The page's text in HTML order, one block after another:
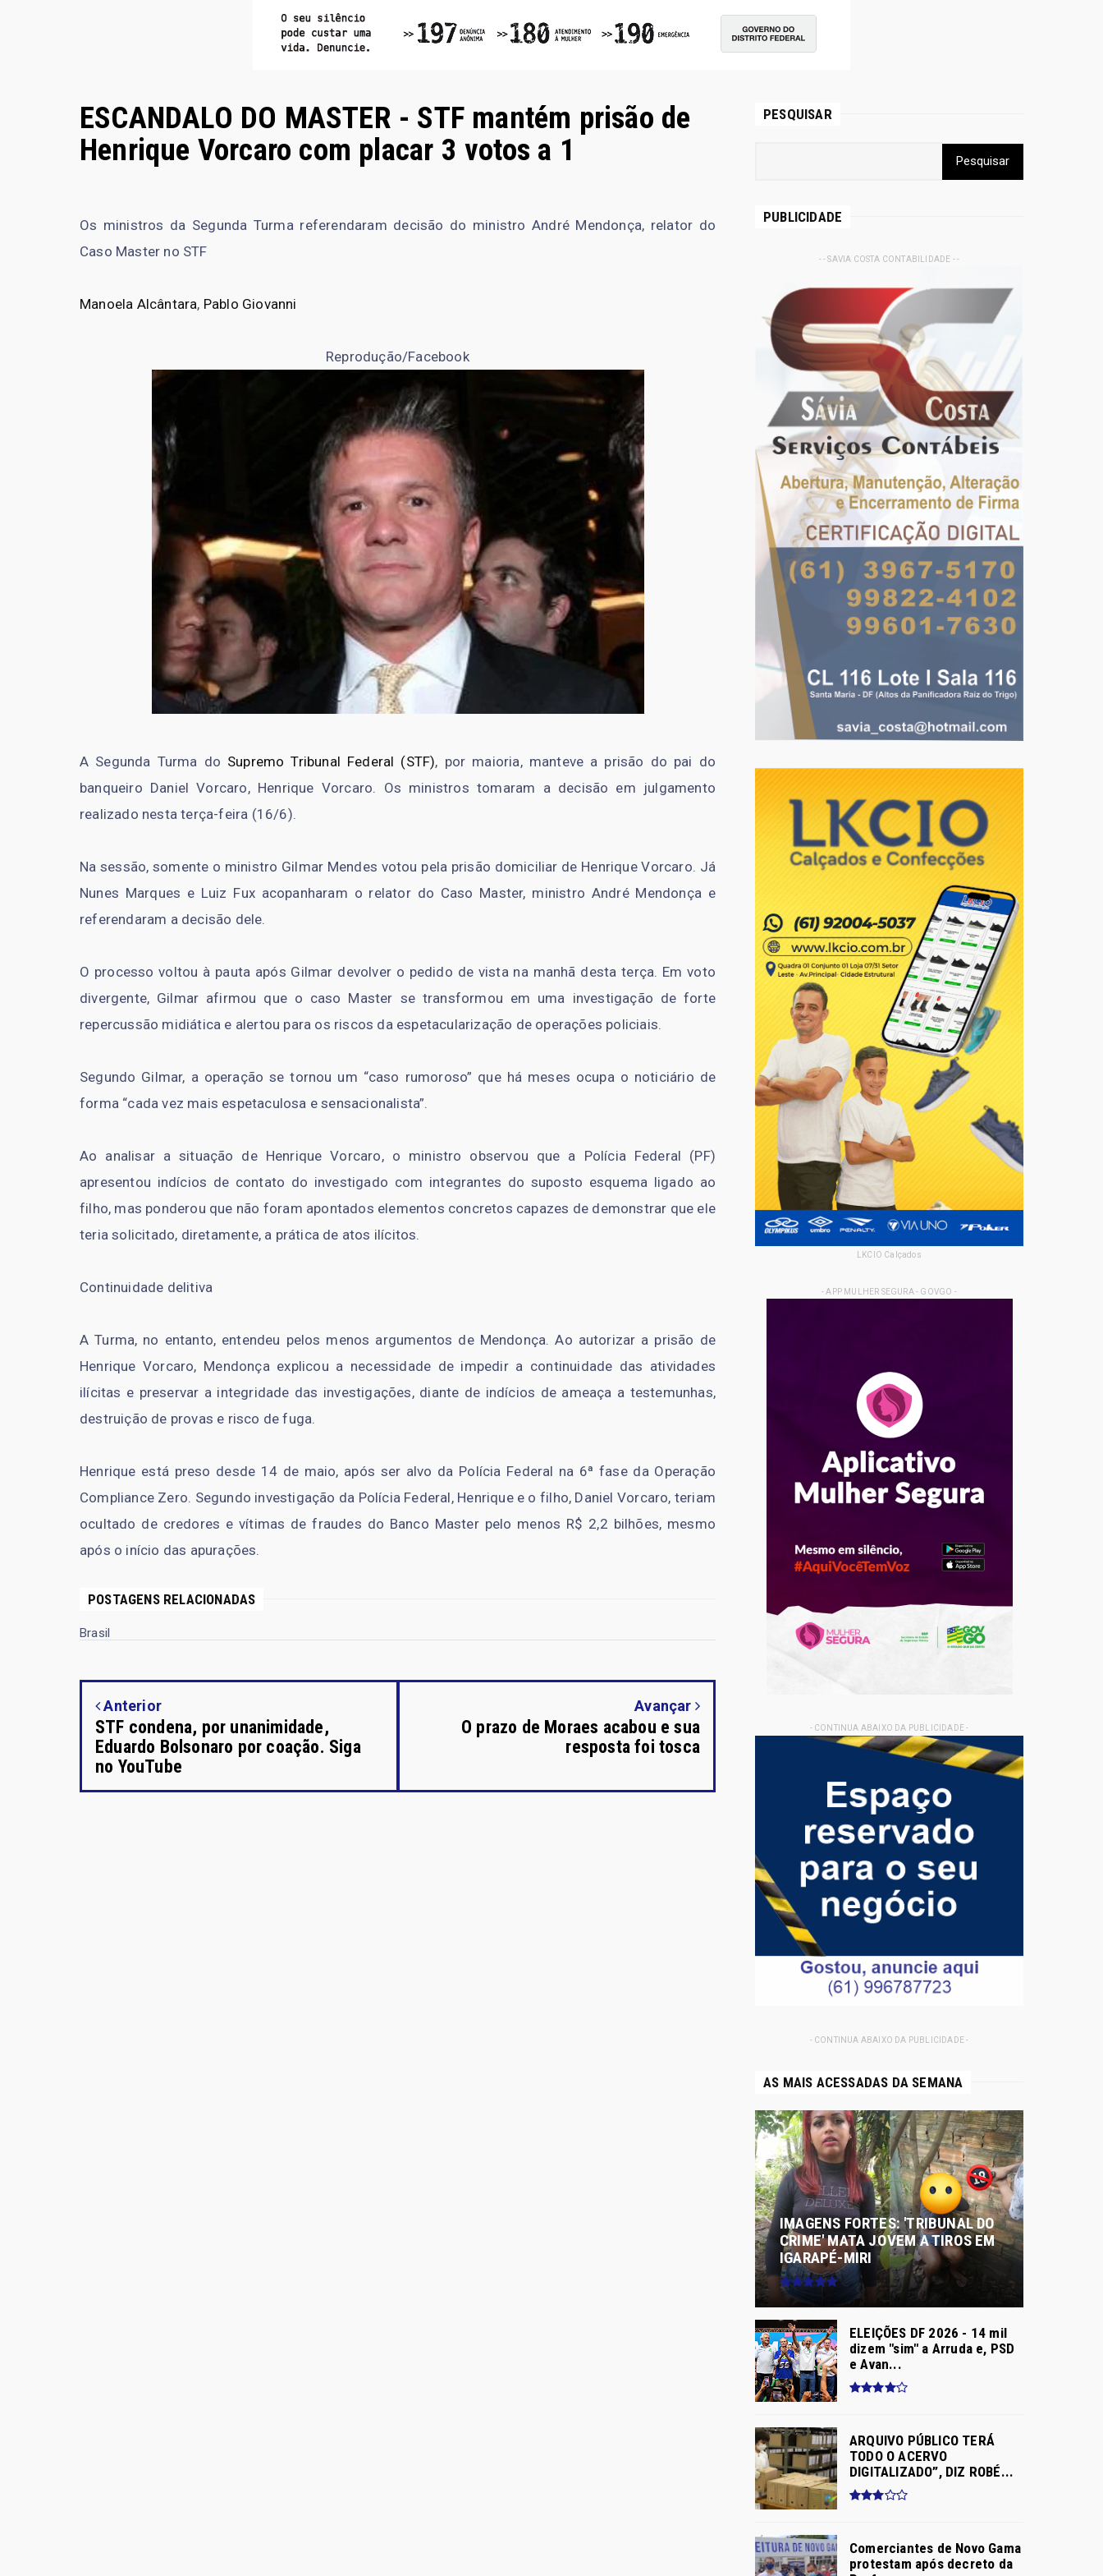
ESCANDALO DO MASTER - STF mantém prisão de
Henrique Vorcaro com placar 3 votos a 1
Os ministros da Segunda Turma referendaram decisão do ministro André Mendonça, relator do
Caso Master no STF
Manoela Alcântara, Pablo Giovanni
Reprodução/Facebook
A Segunda Turma do Supremo Tribunal Federal (STF), por maioria, manteve a prisão do pai do
banqueiro Daniel Vorcaro, Henrique Vorcaro. Os ministros tomaram a decisão em julgamento
realizado nesta terça-feira (16/6).
Na sessão, somente o ministro Gilmar Mendes votou pela prisão domiciliar de Henrique Vorcaro. Já
Nunes Marques e Luiz Fux acopanharam o relator do Caso Master, ministro André Mendonça e
referendaram a decisão dele.
O processo voltou à pauta após Gilmar devolver o pedido de vista na manhã desta terça. Em voto
divergente, Gilmar afirmou que o caso Master se transformou em uma investigação de forte
repercussão midiática e alertou para os riscos da espetacularização de operações policiais.
Segundo Gilmar, a operação se tornou um “caso rumoroso” que há meses ocupa o noticiário de
forma “cada vez mais espetaculosa e sensacionalista”.
Ao analisar a situação de Henrique Vorcaro, o ministro observou que a Polícia Federal (PF)
apresentou indícios de contato do investigado com integrantes do suposto esquema ligado ao
filho, mas ponderou que não foram apontados elementos concretos capazes de demonstrar que ele
teria solicitado, diretamente, a prática de atos ilícitos.
Continuidade delitiva
A Turma, no entanto, entendeu pelos menos argumentos de Mendonça. Ao autorizar a prisão de
Henrique Vorcaro, Mendonça explicou a necessidade de impedir a continuidade das atividades
ilícitas e preservar a integridade das investigações, diante de indícios de ameaça a testemunhas,
destruição de provas e risco de fuga.
Henrique está preso desde 14 de maio, após ser alvo da Polícia Federal na 6ª fase da Operação
Compliance Zero. Segundo investigação da Polícia Federal, Henrique e o filho, Daniel Vorcaro, teriam
ocultado de credores e vítimas de fraudes do Banco Master pelo menos R$ 2,2 bilhões, mesmo
após o início das apurações.
POSTAGENS RELACIONADAS
Brasil
Anterior
STF condena, por unanimidade,
Eduardo Bolsonaro por coação. Siga
no YouTube
Avançar
O prazo de Moraes acabou e sua
resposta foi tosca
PESQUISAR
PUBLICIDADE
- - SAVIA COSTA CONTABILIDADE - -
LKCIO Calçados
- APP MULHER SEGURA - GOVGO -
- CONTINUA ABAIXO DA PUBLICIDADE -
- CONTINUA ABAIXO DA PUBLICIDADE -
AS MAIS ACESSADAS DA SEMANA
IMAGENS FORTES: 'TRIBUNAL DO
CRIME' MATA JOVEM A TIROS EM
IGARAPÉ-MIRI
ELEIÇÕES DF 2026 - 14 mil
dizem "sim" a Arruda e, PSD
e Avan...
ARQUIVO PÚBLICO TERÁ
TODO O ACERVO
DIGITALIZADO”, DIZ ROBÉ...
Comerciantes de Novo Gama
protestam após decreto da